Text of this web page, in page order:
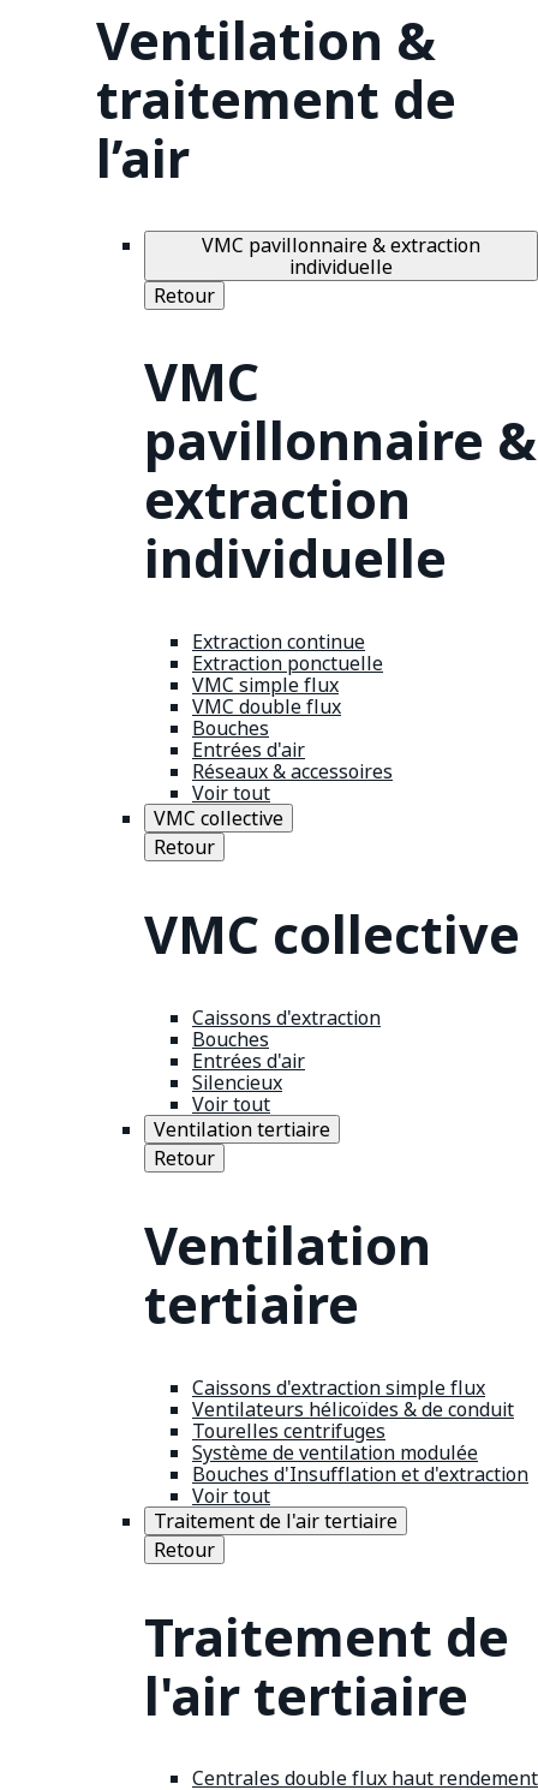
Ventilation &
traitement de
l’air
VMC pavillonnaire & extraction
individuelle
Retour
VMC
pavillonnaire &
extraction
individuelle
Extraction continue
Extraction ponctuelle
VMC simple flux
VMC double flux
Bouches
Entrées d'air
Réseaux & accessoires
Voir tout
VMC collective
Retour
VMC collective
Caissons d'extraction
Bouches
Entrées d'air
Silencieux
Voir tout
Ventilation tertiaire
Retour
Ventilation
tertiaire
Caissons d'extraction simple flux
Ventilateurs hélicoïdes & de conduit
Tourelles centrifuges
Système de ventilation modulée
Bouches d'Insufflation et d'extraction
Voir tout
Traitement de l'air tertiaire
Retour
Traitement de
l'air tertiaire
Centrales double flux haut rendement